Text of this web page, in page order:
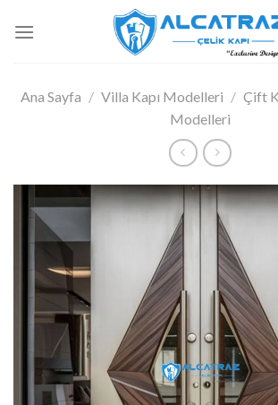
atla
Ana Sayfa / Villa Kapı Modelleri / Çift
Modelleri